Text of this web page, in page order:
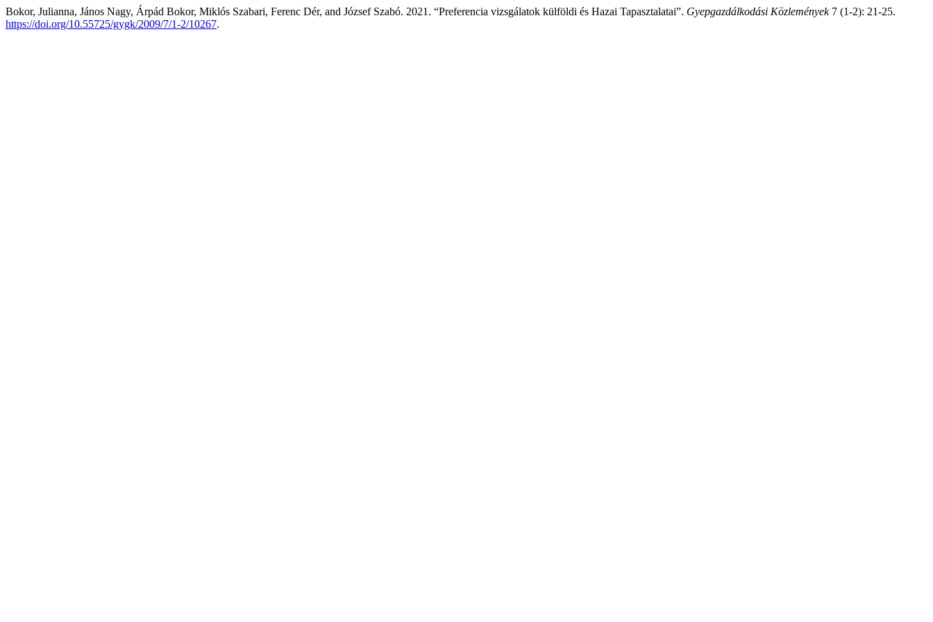
Bokor, Julianna, János Nagy, Árpád Bokor, Miklós Szabari, Ferenc Dér, and József Szabó. 2021. “Preferencia vizsgálatok külföldi és Hazai Tapasztalatai”. Gyepgazdálkodási Közlemények7 (1-2): 21-25.
https://doi.org/10.55725/gygk/2009/7/1-2/10267.